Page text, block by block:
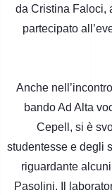
da Cristina Faloci,
partecipato
Anche
bando Ad Alta
Cepell, si è
studentesse e degli
riguardante
Pasolini. Il